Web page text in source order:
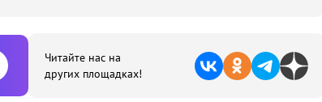
Читайте нас на
других площадках!